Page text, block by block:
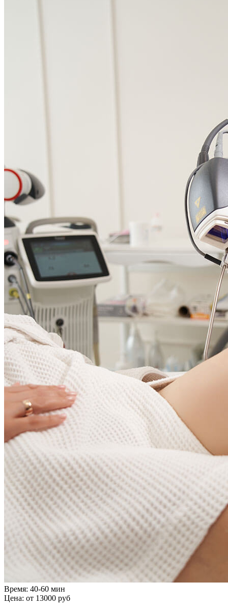
Время: 40-60 мин
Цена: от 13000 руб